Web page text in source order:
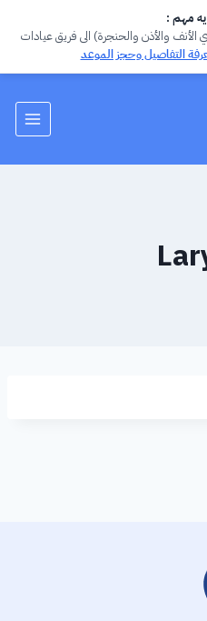
مهم :
والأذن والحنجرة) الى فريق عيادات
التفاصيل وحجز الموعد